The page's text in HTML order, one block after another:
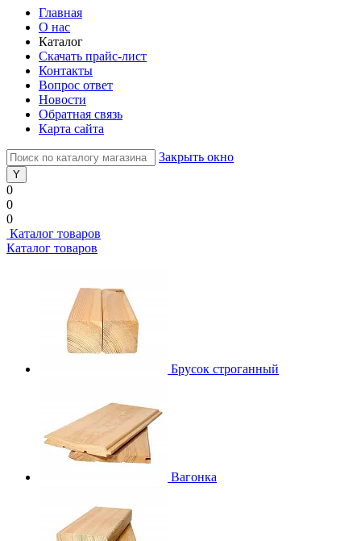
Главная
О нас
Каталог
Скачать прайс-лист
Контакты
Вопрос ответ
Новости
Обратная связь
Карта сайта
Закрыть окно
0
0
0
Каталог товаров
Каталог товаров
Брусок строганный
Вагонка